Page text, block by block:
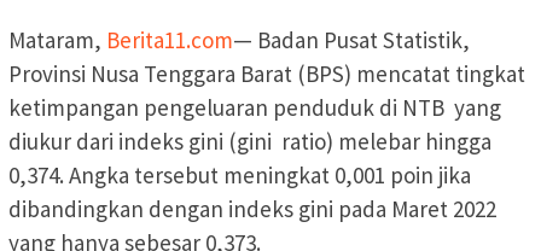
Mataram, Berita11.com— Badan Pusat Statistik,
Provinsi Nusa Tenggara Barat (BPS) mencatat tingkat
ketimpangan pengeluaran penduduk di NTB yang
diukur dari indeks gini (gini ratio) melebar hingga
0,374. Angka tersebut meningkat 0,001 poin jika
dibandingkan dengan indeks gini pada Maret 2022
yang hanya sebesar 0,373.